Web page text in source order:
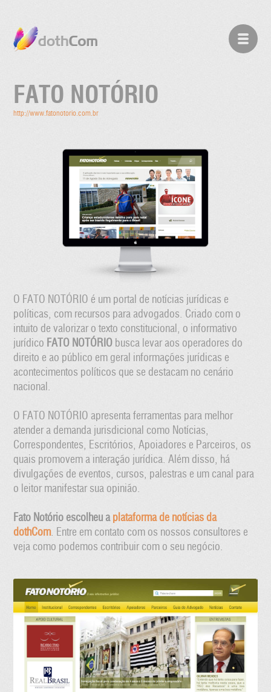
FATO NOTÓRIO
http://www.fatonotorio.com.br
O FATO NOTÓRIO é um portal de notícias jurídicas e
políticas, com recursos para advogados. Criado com o
intuito de valorizar o texto constitucional, o informativo
jurídico FATO NOTÓRIO busca levar aos operadores do
direito e ao público em geral informações jurídicas e
acontecimentos políticos que se destacam no cenário
nacional.
O FATO NOTÓRIO apresenta ferramentas para melhor
atender a demanda jurisdicional como Notícias,
Correspondentes, Escritórios, Apoiadores e Parceiros, os
quais promovem a interação jurídica. Além disso, há
divulgações de eventos, cursos, palestras e um canal para
o leitor manifestar sua opinião.
Fato Notório escolheu a plataforma de notícias da
dothCom. Entre em contato com os nossos consultores e
veja como podemos contribuir com o seu negócio.